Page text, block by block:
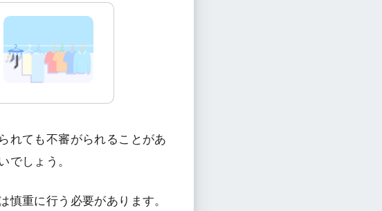
れても不審がられることがあ
でしょう。
重に行う必要があります。